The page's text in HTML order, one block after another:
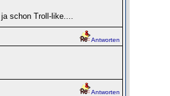
schon Troll-like....
Antworten
Antworten